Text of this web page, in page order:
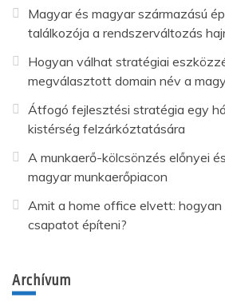
Magyar és magyar származású
találkozója a rendszerváltozás
Hogyan válhat stratégiai
megválasztott domain név a
Átfogó fejlesztési stratégia egy
kistérség felzárkóztatására
A munkaerő-kölcsönzés előnyei
magyar munkaerőpiacon
Amit a home office elvett: hogyan
csapatot építeni?
Archívum